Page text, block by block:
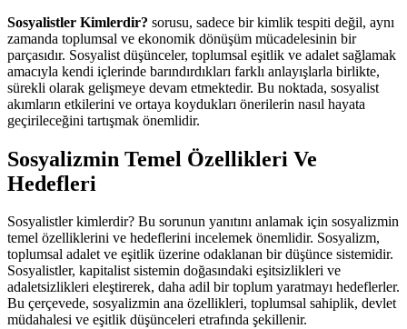
Sosyalistler Kimlerdir? sorusu, sadece bir kimlik tespiti değil, aynı
zamanda toplumsal ve ekonomik dönüşüm mücadelesinin bir
parçasıdır. Sosyalist düşünceler, toplumsal eşitlik ve adalet sağlamak
amacıyla kendi içlerinde barındırdıkları farklı anlayışlarla birlikte,
sürekli olarak gelişmeye devam etmektedir. Bu noktada, sosyalist
akımların etkilerini ve ortaya koydukları önerilerin nasıl hayata
geçirileceğini tartışmak önemlidir.
Sosyalizmin Temel Özellikleri Ve
Hedefleri
Sosyalistler kimlerdir? Bu sorunun yanıtını anlamak için sosyalizmin
temel özelliklerini ve hedeflerini incelemek önemlidir. Sosyalizm,
toplumsal adalet ve eşitlik üzerine odaklanan bir düşünce sistemidir.
Sosyalistler, kapitalist sistemin doğasındaki eşitsizlikleri ve
adaletsizlikleri eleştirerek, daha adil bir toplum yaratmayı hedeflerler.
Bu çerçevede, sosyalizmin ana özellikleri, toplumsal sahiplik, devlet
müdahalesi ve eşitlik düşünceleri etrafında şekillenir.